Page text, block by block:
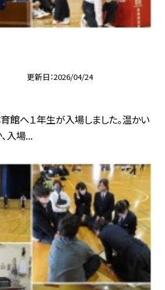
更新日 2026/04/24
館へ１年生が入場しました。温かい
入場...